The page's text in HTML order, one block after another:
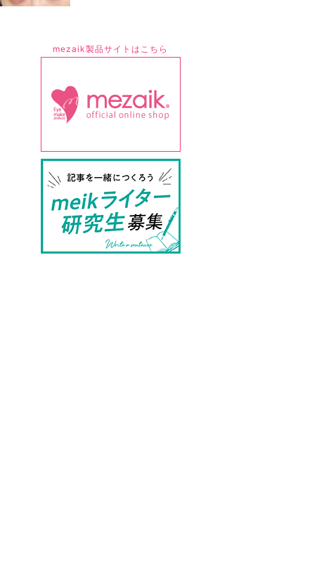
mezaik製品サイトはこちら